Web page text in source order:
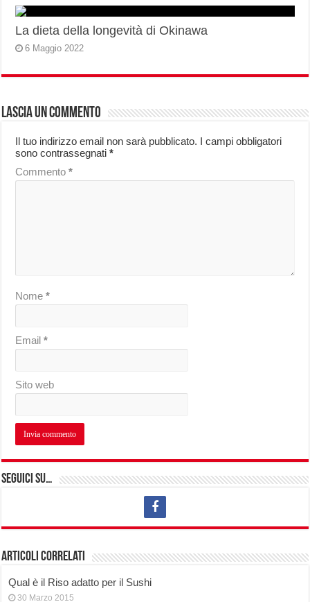
La dieta della longevità di Okinawa
6 Maggio 2022
Lascia un commento
Il tuo indirizzo email non sarà pubblicato. I campi obbligatori
sono contrassegnati*
Commento*
Nome*
Email*
Sito web
Seguici su…
Articoli correlati
Qual è il Riso adatto per il Sushi
30 Marzo 2015